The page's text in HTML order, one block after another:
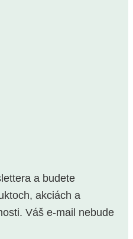
a budete
akciách a
Váš e-mail nebude